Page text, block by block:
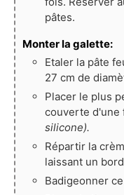
pâtes.
Monter la galette:
Etaler la pâte
27 cm de
Placer le plus
couverte d'une
silicone).
Répartir la
laissant un
Badigeonner